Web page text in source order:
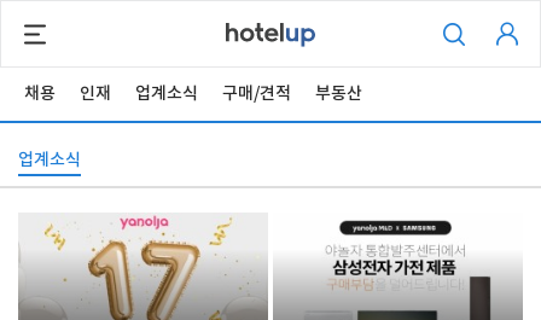
채용 인재 업계소식 구매/견적 부동산
업계소식